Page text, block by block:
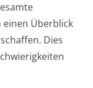
Überblick
Dies